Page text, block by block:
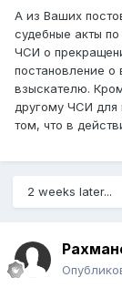
А из Ваших
судебные акты
ЧСИ о
постановление о
взыскателю.
другому ЧСИ для
том, что в
2 weeks later...